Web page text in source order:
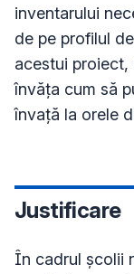
inventarului
de pe profilul
acestui
învăța cum să
învață la orele
Justificare
În cadrul școlii